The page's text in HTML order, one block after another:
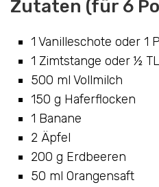
Zutaten (für 6
1 Vanilleschote oder 1
1 Zimtstange oder ½
500 ml Vollmilch
150 g Haferflocken
1 Banane
2 Äpfel
200 g Erdbeeren
50 ml Orangensaft